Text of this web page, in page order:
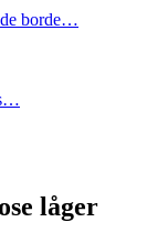
borde…
låger